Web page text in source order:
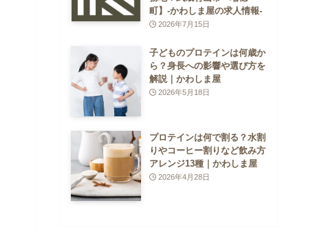
町】-かわしま屋の求人情報-
2026年7月15日
子どものプロテインは何歳か
ら？身長への影響や選び方を
解説｜かわしま屋
2026年5月18日
プロテインは何で割る？水割
りやコーヒー割りなど飲み方
アレンジ13種｜かわしま屋
2026年4月28日